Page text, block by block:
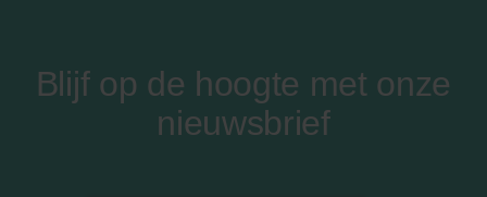
Blijf op de hoogte met onze
nieuwsbrief